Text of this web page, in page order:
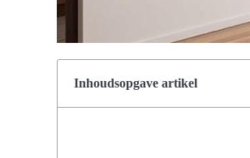
Inhoudsopgave artikel